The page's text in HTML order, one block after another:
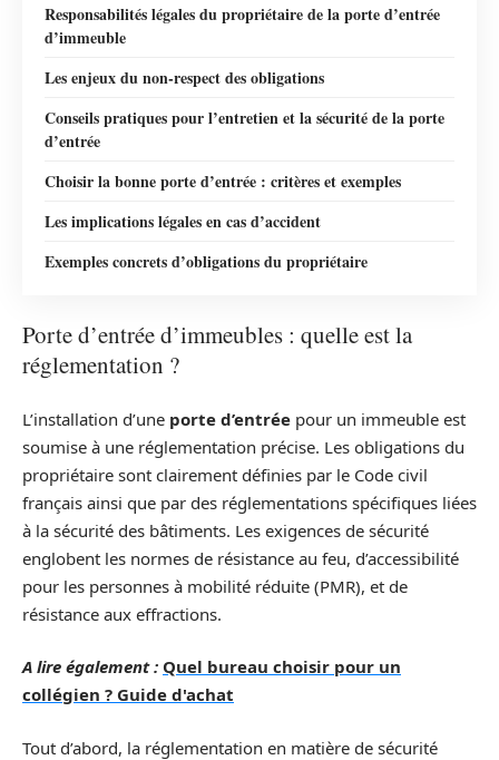
Responsabilités légales du propriétaire de la porte d’entrée
d’immeuble
Les enjeux du non-respect des obligations
Conseils pratiques pour l’entretien et la sécurité de la porte
d’entrée
Choisir la bonne porte d’entrée : critères et exemples
Les implications légales en cas d’accident
Exemples concrets d’obligations du propriétaire
Porte d’entrée d’immeubles : quelle est la
réglementation ?
L’installation d’une porte d’entrée pour un immeuble est
soumise à une réglementation précise. Les obligations du
propriétaire sont clairement définies par le Code civil
français ainsi que par des réglementations spécifiques liées
à la sécurité des bâtiments. Les exigences de sécurité
englobent les normes de résistance au feu, d’accessibilité
pour les personnes à mobilité réduite (PMR), et de
résistance aux effractions.
A lire également : Quel bureau choisir pour un
collégien ? Guide d'achat
Tout d’abord, la réglementation en matière de sécurité